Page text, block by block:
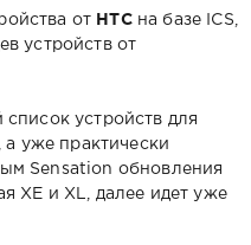
от HTCна базе ICS,
устройств от
устройств для
уже практически
Sensation обновления
XE и XL, далее идет уже